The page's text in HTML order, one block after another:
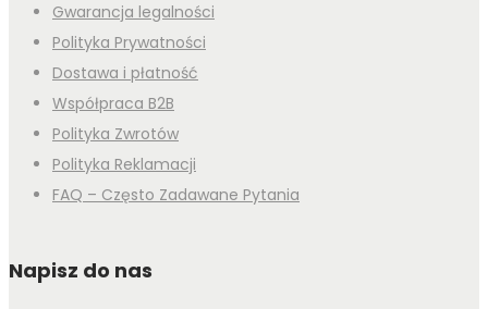
Gwarancja legalności
Polityka Prywatności
Dostawa i płatność
Współpraca B2B
Polityka Zwrotów
Polityka Reklamacji
FAQ – Często Zadawane Pytania
Napisz do nas